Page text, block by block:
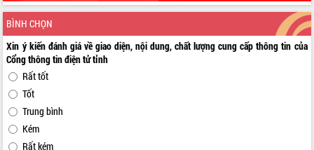
BÌNH CHỌN
Xin ý kiến đánh giá về giao diện, nội dung, chất lượng cung cấp thông tin của
Cổng thông tin điện tử tỉnh
Rất tốt
Tốt
Trung bình
Kém
Rất kém